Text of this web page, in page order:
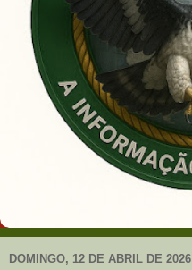
DOMINGO, 12 DE ABRIL DE 2026